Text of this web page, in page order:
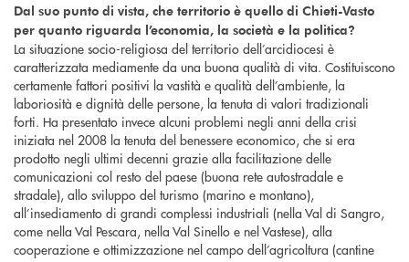
Dal suo punto di vista, che territorio è quello di Chieti-Vasto
per quanto riguarda l’economia, la società e la politica?
La situazione socio-religiosa del territorio dell’arcidiocesi è
caratterizzata mediamente da una buona qualità di vita. Costituiscono
certamente fattori positivi la vastità e qualità dell’ambiente, la
laboriosità e dignità delle persone, la tenuta di valori tradizionali
forti. Ha presentato invece alcuni problemi negli anni della crisi
iniziata nel 2008 la tenuta del benessere economico, che si era
prodotto negli ultimi decenni grazie alla facilitazione delle
comunicazioni col resto del paese (buona rete autostradale e
stradale), allo sviluppo del turismo (marino e montano),
all’insediamento di grandi complessi industriali (nella Val di Sangro,
come nella Val Pescara, nella Val Sinello e nel Vastese), alla
cooperazione e ottimizzazione nel campo dell’agricoltura (cantine